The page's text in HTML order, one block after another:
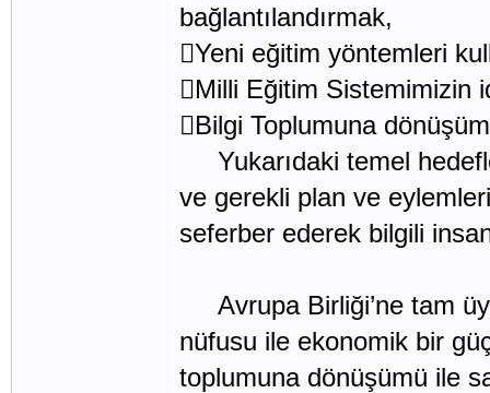
bağlantılandırmak,
Yeni eğitim yöntemleri
Milli Eğitim Sistemimizin
Bilgi Toplumuna
Yukarıdaki temel
ve gerekli plan ve
seferber ederek bilgili
Avrupa Birliği’ne tam
nüfusu ile ekonomik bir
toplumuna dönüşümü ile